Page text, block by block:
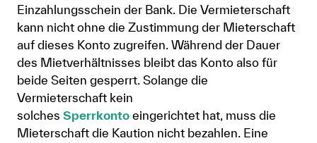
Einzahlungsschein der Bank. Die Vermieterschaft
kann nicht ohne die Zustimmung der Mieterschaft
auf dieses Konto zugreifen. Während der Dauer
des Mietverhältnisses bleibt das Konto also für
beide Seiten gesperrt. Solange die
Vermieterschaft kein
solches Sperrkonto eingerichtet hat, muss die
Mieterschaft die Kaution nicht bezahlen. Eine